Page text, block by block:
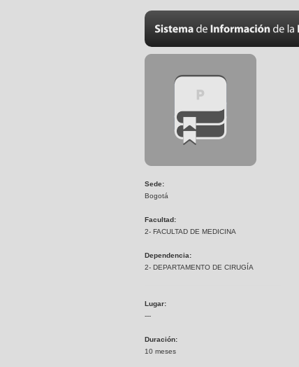
Sede:
Bogotá
Facultad:
2- FACULTAD DE MEDICINA
Dependencia:
2- DEPARTAMENTO DE CIRUGÍA
Lugar:
---
Duración:
10 meses